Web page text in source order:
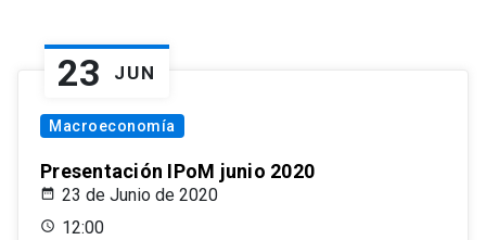
23 JUN
Macroeconomía
Presentación IPoM junio 2020
23 de Junio de 2020
12:00